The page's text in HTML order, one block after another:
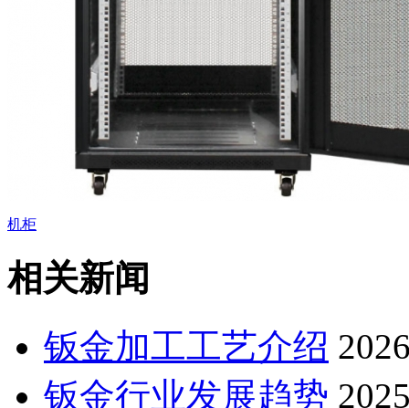
机柜
相关新闻
钣金加工工艺介绍
钣金行业发展趋势